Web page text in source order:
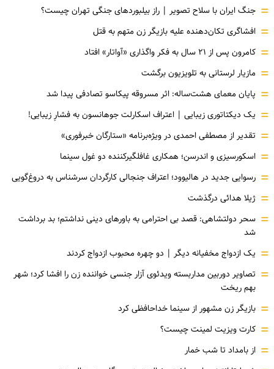
= جنگ ایران با سلاح تصویر | راز بیلبوردهای جنگی تهران چیست؟
= افشاگری‌ تکان‌دهنده علیه بازیگر زن متهم به قتل
= کامرون پس از ۲۱ سال به فکر واگذاری «آواتار» افتاد
= مازیار لرستانی به تلویزیون برگشت
= پایان معمای هشت‌ساله: اثر مسروقه پیکاسو تصادفی پیدا شد
= یک دیکتاتوری زیبایی | اعتراف اسکارلت جوهانسون به فشارِ زیبایی!
= تقدیر از مصطفی احمدی در ویژه‌برنامه «ستارگان خبرفوری»
= اسکورسیزی و اندرسن؛ همکاری غافلگیرکننده دو غول سینما
= رسوایی جدید در هالیوود؛ اعتراف جنجالی کارگردان سرشناس به دروغ‌گویی
= ژیلا هدائی درگذشت
= سحر دولتشاهی: قصد بی احترامی به باورهای دینی نداشتم؛ بد برداشت
شد
= یک ازدواج مخفیانه دیگر | دو چهره محبوب ازدواج کردند
= تصاویر دوربین مداربسته ویدئوی آزار جنسی خواننده زن را افشا کرد؛ شهر
بهم ریخت
= بازیگر زن مشهور از سینما خداحافظی کرد
= کارت ویزیت لمینت چیست؟
= از بامداد تا شب خمار